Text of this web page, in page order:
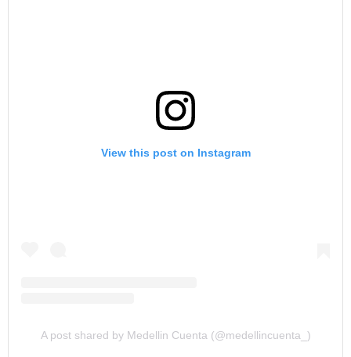
View this post on Instagram
A post shared by Medellin Cuenta (@medellincuenta_)